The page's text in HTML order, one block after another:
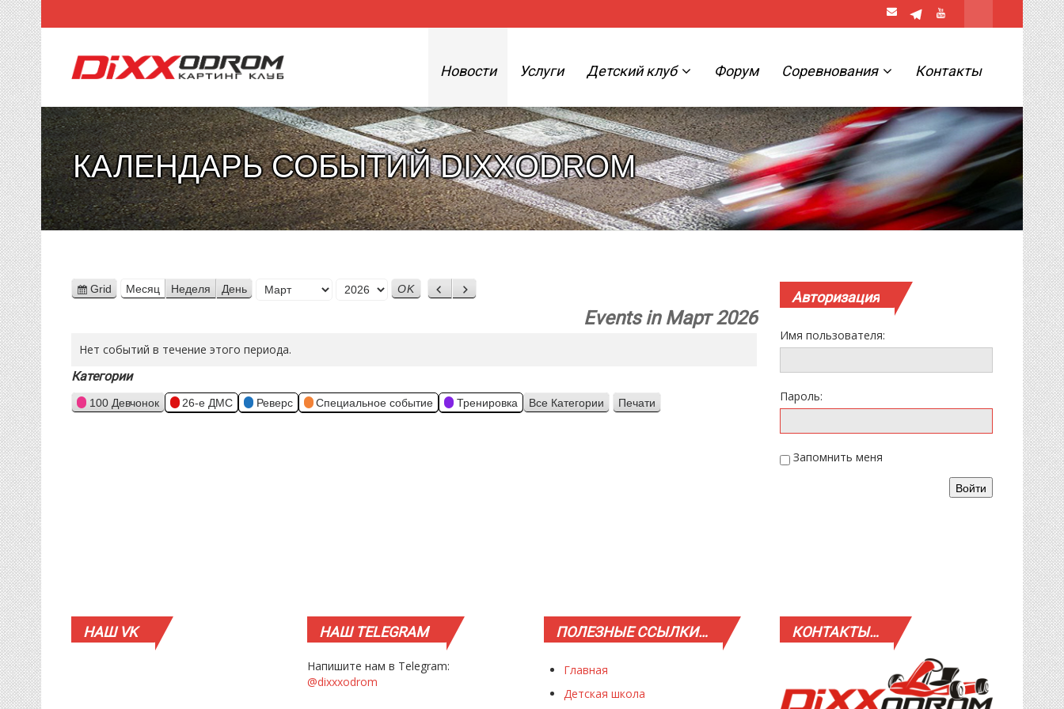
Новости Услуги Детский клуб Форум Соревнования Контакты
КАЛЕНДАРЬ СОБЫТИЙ DIXXODROM
View
Grid Месяц Неделя День
Месяц
Назад
Вперед
Events in Март 2026
Нет событий в течение этого периода.
Категории
100 Девчонок 26-е ДМС Реверс Специальное событие Тренировка Все Категории Просмотр
Печати
Авторизация
Имя пользователя:
Пароль:
Запомнить меня
Войти
НАШVK НАШTELEGRAM
Напишите нам в Telegram:
@dixxxodrom
ПОЛЕЗНЫЕССЫЛКИ…
Главная
Детская школа
КОНТАКТЫ…